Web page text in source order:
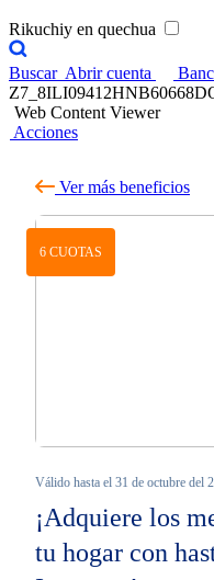
Rikuchiy en quechua
Buscar Abrir cuenta
Web Content Viewer
Acciones
Ver más beneficios
6 CUOTAS
Válido hasta el 31 de octubre del
¡Adquiere los
tu hogar con